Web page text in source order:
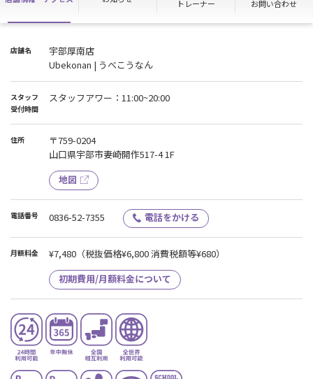
トレーナー
お問い合わせ
店舗名
宇部厚南店
Ubekonan | うべこうなん
スタッフ
受付時間
スタッフアワー：11:00~20:00
住所
〒759-0204
山口県宇部市妻崎開作517-4 1F
地図
電話番号 0836-52-7355 電話をかける
月額料金 ¥7,480 （税抜価格¥6,800 消費税額等¥680）
初期費用/月額料金について